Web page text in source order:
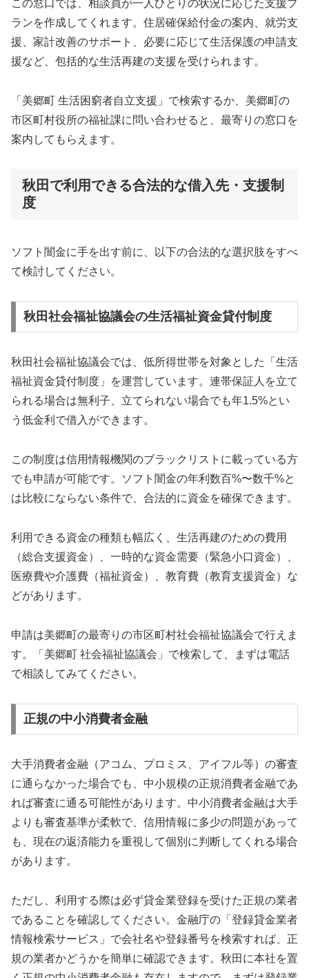
この窓口では、相談員が一人ひとりの状況に応じた支援プ
ランを作成してくれます。住居確保給付金の案内、就労支
援、家計改善のサポート、必要に応じて生活保護の申請支
援など、包括的な生活再建の支援を受けられます。
「美郷町 生活困窮者自立支援」で検索するか、美郷町の
市区町村役所の福祉課に問い合わせると、最寄りの窓口を
案内してもらえます。
秋田で利用できる合法的な借入先・支援制
度
ソフト闇金に手を出す前に、以下の合法的な選択肢をすべ
て検討してください。
秋田社会福祉協議会の生活福祉資金貸付制度
秋田社会福祉協議会では、低所得世帯を対象とした「生活
福祉資金貸付制度」を運営しています。連帯保証人を立て
られる場合は無利子、立てられない場合でも年1.5%とい
う低金利で借入ができます。
この制度は信用情報機関のブラックリストに載っている方
でも申請が可能です。ソフト闇金の年利数百%〜数千%と
は比較にならない条件で、合法的に資金を確保できます。
利用できる資金の種類も幅広く、生活再建のための費用
（総合支援資金）、一時的な資金需要（緊急小口資金）、
医療費や介護費（福祉資金）、教育費（教育支援資金）な
どがあります。
申請は美郷町の最寄りの市区町村社会福祉協議会で行えま
す。「美郷町 社会福祉協議会」で検索して、まずは電話
で相談してみてください。
正規の中小消費者金融
大手消費者金融（アコム、プロミス、アイフル等）の審査
に通らなかった場合でも、中小規模の正規消費者金融であ
れば審査に通る可能性があります。中小消費者金融は大手
よりも審査基準が柔軟で、信用情報に多少の問題があって
も、現在の返済能力を重視して個別に判断してくれる場合
があります。
ただし、利用する際は必ず貸金業登録を受けた正規の業者
であることを確認してください。金融庁の「登録貸金業者
情報検索サービス」で会社名や登録番号を検索すれば、正
規の業者かどうかを簡単に確認できます。秋田に本社を置